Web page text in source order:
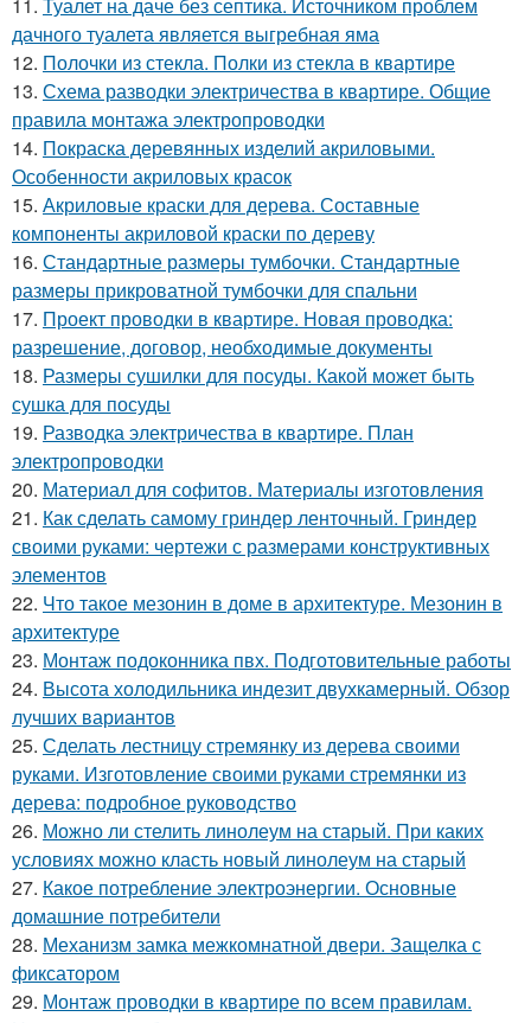
дачного туалета является выгребная яма
12. Полочки из стекла. Полки из стекла в квартире
13. Схема разводки электричества в квартире. Общие
правила монтажа электропроводки
14. Покраска деревянных изделий акриловыми.
Особенности акриловых красок
15. Акриловые краски для дерева. Составные
компоненты акриловой краски по дереву
16. Стандартные размеры тумбочки. Стандартные
размеры прикроватной тумбочки для спальни
17. Проект проводки в квартире. Новая проводка:
разрешение, договор, необходимые документы
18. Размеры сушилки для посуды. Какой может быть
сушка для посуды
19. Разводка электричества в квартире. План
электропроводки
20. Материал для софитов. Материалы изготовления
21. Как сделать самому гриндер ленточный. Гриндер
своими руками: чертежи с размерами конструктивных
элементов
22. Что такое мезонин в доме в архитектуре. Мезонин в
архитектуре
23. Монтаж подоконника пвх. Подготовительные работы
24. Высота холодильника индезит двухкамерный. Обзор
лучших вариантов
25. Сделать лестницу стремянку из дерева своими
руками. Изготовление своими руками стремянки из
дерева: подробное руководство
26. Можно ли стелить линолеум на старый. При каких
условиях можно класть новый линолеум на старый
27. Какое потребление электроэнергии. Основные
домашние потребители
28. Механизм замка межкомнатной двери. Защелка с
фиксатором
29. Монтаж проводки в квартире по всем правилам.